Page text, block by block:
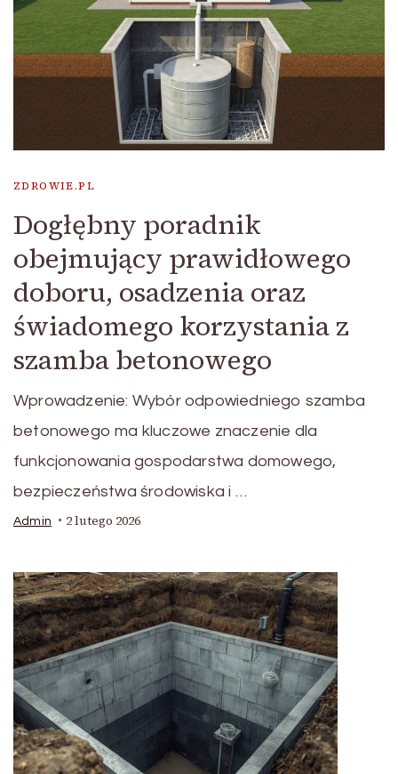
ZDROWIE.PL
Dogłębny poradnik
obejmujący prawidłowego
doboru, osadzenia oraz
świadomego korzystania z
szamba betonowego
Wprowadzenie: Wybór odpowiedniego szamba
betonowego ma kluczowe znaczenie dla
funkcjonowania gospodarstwa domowego,
bezpieczeństwa środowiska i …
Admin 2 lutego 2026